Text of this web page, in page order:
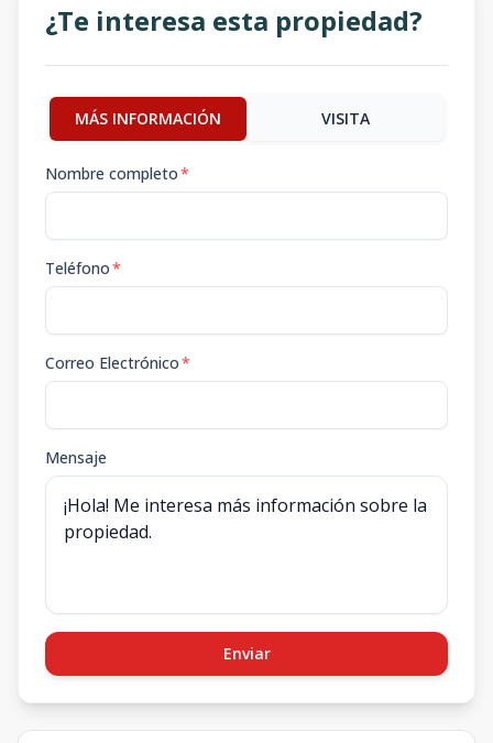
¿Te interesa esta propiedad?
MÁS INFORMACIÓN VISITA
Nombre completo*
Teléfono*
Correo Electrónico*
Mensaje
Enviar